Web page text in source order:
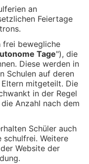
an
Feiertage
frei bewegliche
Tage"), die
Diese werden in
Schulen auf deren
mitgeteilt. Die
in der Regel
Anzahl nach dem
Schüler auch
schulfrei. Weitere
Website der